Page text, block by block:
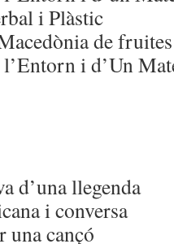
i Plàstic
de
i d’Un
d’una llegenda
i conversa
una cançó